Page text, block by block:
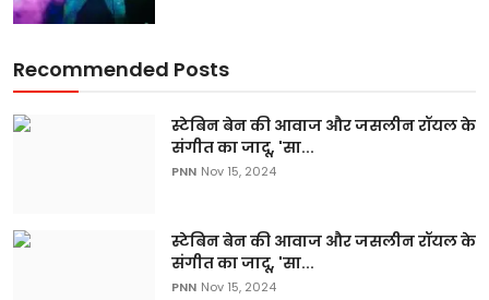
Recommended Posts
स्टेबिन बेन की आवाज और जसलीन रॉयल के
संगीत का जादू, 'सा...
PNN Nov 15, 2024
स्टेबिन बेन की आवाज और जसलीन रॉयल के
संगीत का जादू, 'सा...
PNN Nov 15, 2024